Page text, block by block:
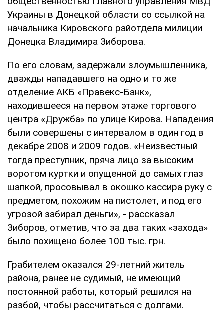
Украины в Донецкой области со ссылкой на
начальника Кировского райотдела милиции
Донецка Владимира Зиборова.
По его словам, задержали злоумышленника,
дважды нападавшего на одно и то же
отделение АКБ «Правекс-Банк»,
находившееся на первом этаже торгового
центра «Дружба» по улице Кирова. Нападения
были совершены с интервалом в один год в
декабре 2008 и 2009 годов. «Неизвестный
тогда преступник, пряча лицо за высоким
воротом куртки и опущенной до самых глаз
шапкой, просовывал в окошко кассира руку с
предметом, похожим на пистолет, и под его
угрозой забирал деньги», - рассказал
Зиборов, отметив, что за два таких «захода»
было похищено более 100 тыс. грн.
Грабителем оказался 29-летний житель
района, ранее не судимый, не имеющий
постоянной работы, который решился на
разбой, чтобы рассчитаться с долгами.